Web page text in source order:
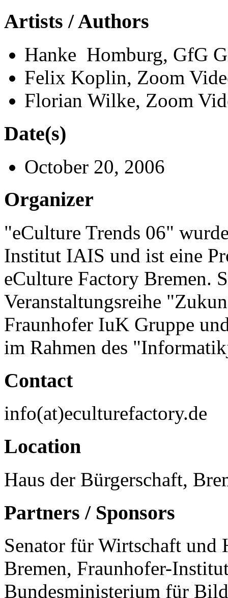
Artists / Authors
Hanke Homburg, GfG
Felix Koplin, Zoom
Florian Wilke, Zoom
Date(s)
October 20, 2006
Organizer
"eCulture Trends 06"
Institut IAIS und ist eine
eCulture Factory Bremen.
Veranstaltungsreihe
Fraunhofer IuK Gruppe
im Rahmen des
Contact
info(at)eculturefactory.de
Location
Haus der Bürgerschaft,
Partners / Sponsors
Senator für Wirtschaft und
Bremen, Fraunhofer-
Bundesministerium für